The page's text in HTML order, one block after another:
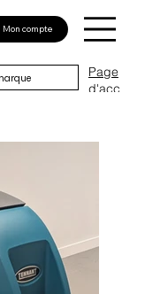
Page
d'acc
Mon compte